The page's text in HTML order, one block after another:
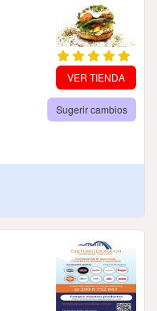
VER TIENDA
Sugerir cambios